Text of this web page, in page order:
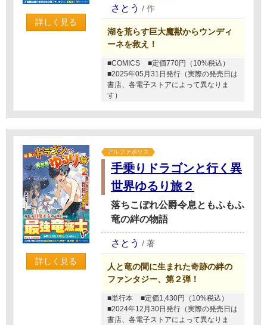
詳しく見る
さとう / 作
湖を荒らす巨大魔獣からウンディ
ーネを救え！
■COMICS
■定価770円（10%税込）
■2025年05月31日発行（実際の発売日は
書店、各電子ストアによって異なりま
す）
詳しく見る
アルファポリス
手乗りドラゴンと行く異
世界ゆるり旅２
落ちこぼれ公爵令息ともふもふ
竜の絆の物語
さとう / 著
人と竜の間に生まれた奇跡の絆の
ファンタジー、第２弾！
■単行本
■定価1,430円（10%税込）
■2024年12月30日発行（実際の発売日は
書店、各電子ストアによって異なりま